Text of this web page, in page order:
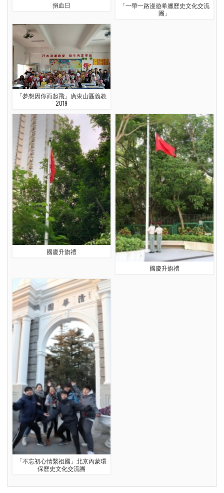
捐血日
「一帶一路漫遊希臘歷史文化交流
團」
「夢想因你而起飛」廣東山區義教
2019
國慶升旗禮
國慶升旗禮
「不忘初心情繫祖國」北京內蒙環
保歷史文化交流團